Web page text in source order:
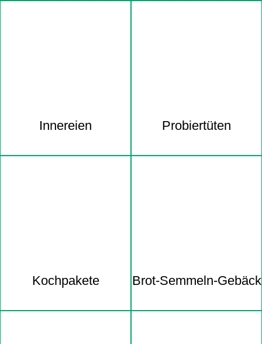
Innereien Probiertüten
Kochpakete Brot-Semmeln-Gebäck